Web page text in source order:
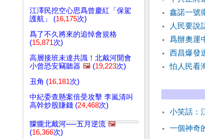
江澤民挖空心思爲曾慶紅「保駕
護航」 (16,175次)
爲了不久將來的追悼會規格
(15,871次)
高層接班未達共識！北戴河開會
小曾恐安竊聽器 🖼️ (19,223次)
丑角 (16,181次)
中紀委查懸案倍受攻擊 李嵐清叫
高幹炒股賺錢 (24,468次)
朦朧北戴河──五月逆流 🖼️
(16,366次)
鑫諾一號
人民要說
爲辦奧運
西昌爆發
怕人民看
小笑話：
一個神奇